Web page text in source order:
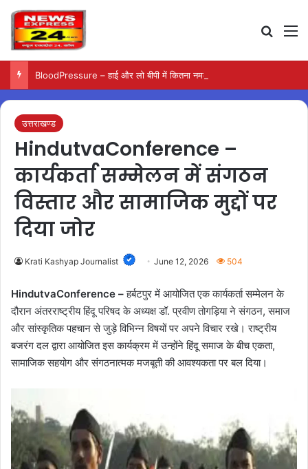
उत्तराखण्ड
HindutvaConference –
कार्यकर्ता सम्मेलन में संगठन
विस्तार और सामाजिक मुद्दों पर
दिया जोर
Krati Kashyap Journalist June 12, 2026 504
HindutvaConference –हर्बटपुर में आयोजित एक कार्यकर्ता सम्मेलन के
दौरान अंतरराष्ट्रीय हिंदू परिषद के अध्यक्ष डॉ. प्रवीण तोगड़िया ने संगठन, समाज
और सांस्कृतिक पहचान से जुड़े विभिन्न विषयों पर अपने विचार रखे। राष्ट्रीय
बजरंग दल द्वारा आयोजित इस कार्यक्रम में उन्होंने हिंदू समाज के बीच एकता,
सामाजिक सहयोग और संगठनात्मक मजबूती की आवश्यकता पर बल दिया।